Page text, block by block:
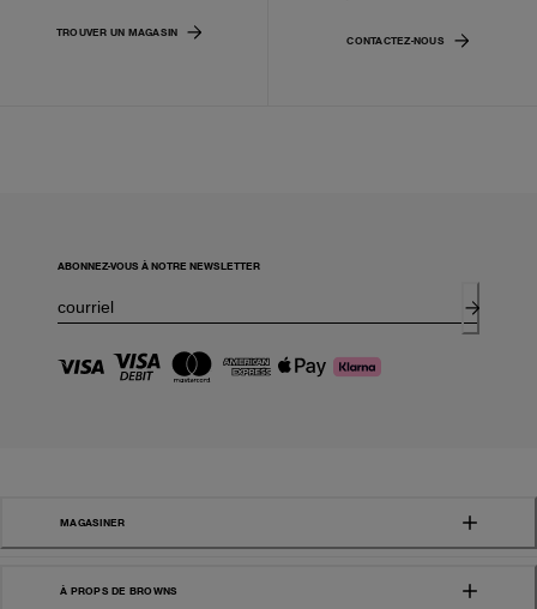
TROUVER UN MAGASIN
CONTACTEZ-NOUS
ABONNEZ-VOUS À NOTRE NEWSLETTER
MAGASINER
À PROPS DE BROWNS